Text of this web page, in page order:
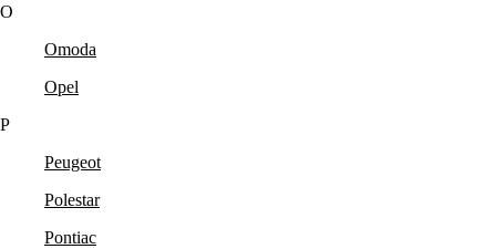
O
Omoda
Opel
P
Peugeot
Polestar
Pontiac